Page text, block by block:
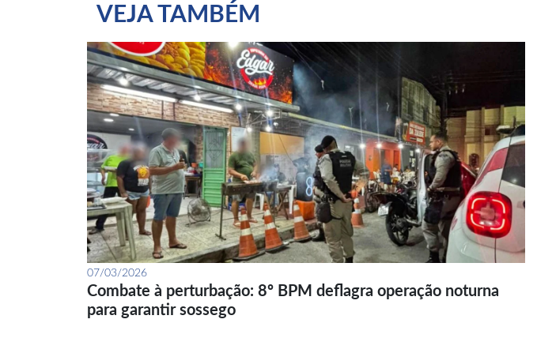
VEJA TAMBÉM
07/03/2026
Combate à perturbação: 8º BPM deflagra operação noturna
para garantir sossego